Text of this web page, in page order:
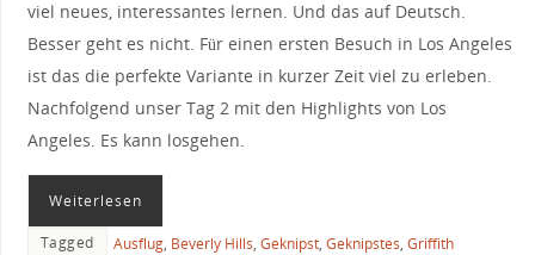
viel neues, interessantes lernen. Und das auf Deutsch.
Besser geht es nicht. Für einen ersten Besuch in Los Angeles
ist das die perfekte Variante in kurzer Zeit viel zu erleben.
Nachfolgend unser Tag 2 mit den Highlights von Los
Angeles. Es kann losgehen.
Weiterlesen
Tagged Ausflug, Beverly Hills, Geknipst, Geknipstes, Griffith